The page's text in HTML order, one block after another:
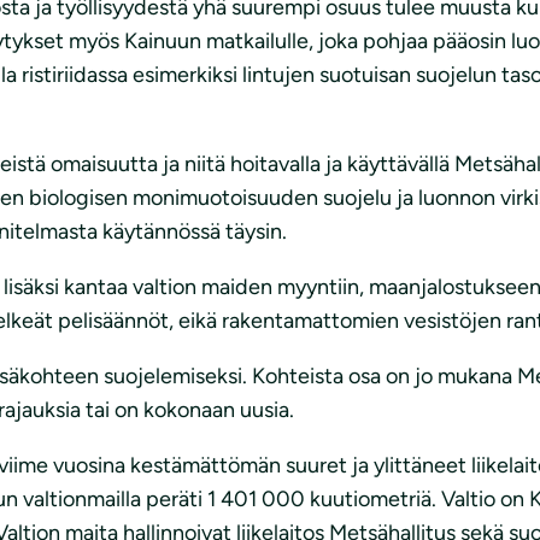
ja työllisyydestä yhä suurempi osuus tulee muusta
myös Kainuun matkailulle, joka pohjaa pääosin
ristiriidassa esimerkiksi lintujen suotuisan suojelun
omaisuutta ja niitä hoitavalla ja käyttävällä
biologisen monimuotoisuuden suojelu ja luonnon
käytännössä täysin.
kantaa valtion maiden myyntiin,
pelisäännöt, eikä rakentamattomien vesistöjen
suojelemiseksi. Kohteista osa on jo mukana
tai on kokonaan uusia.
vuosina kestämättömän suuret ja ylittäneet
valtionmailla peräti 1 401 000 kuutiometriä. Valtio on
maita hallinnoivat liikelaitos Metsähallitus sekä